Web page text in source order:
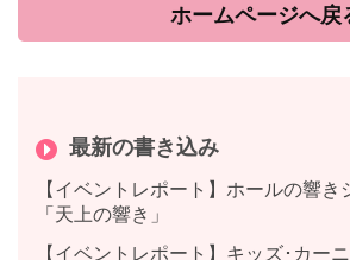
ホームページへ戻
最新の書き込み
【イベントレポート】ホールの響き
「天上の響き」
【イベントレポート】キッズ･カー